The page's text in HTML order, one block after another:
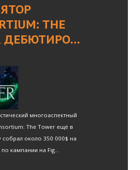
THE
ДЕБЮТИРО…
многоаспектный
The Tower ещё в
около 350 000$ на
кампании на Fig...